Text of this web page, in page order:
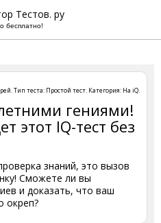
Тестов. ру
бесплатно!
. Тип теста: Простой тест. Категория: На iQ.
гениями!
этот IQ-тест без
знаний, это вызов
Сможете ли вы
и доказать, что ваш
окреп?